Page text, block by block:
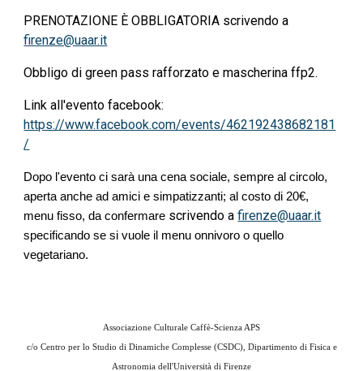
firenze@uaar.it
Obbligo di green pass rafforzato e mascherina ffp2.
https://www.facebook.com/events/462192438682181
/
Dopo l'evento ci sarà una cena sociale, sempre al circolo,
aperta anche ad amici e simpatizzanti; al costo di 20€,
menu fisso, da confermare scrivendo a firenze@uaar.it
specificando se si vuole il menu onnivoro o quello
vegetariano.
Associazione Culturale Caffè-Scienza APS
c/o Centro per lo Studio di Dinamiche Complesse (CSDC), Dipartimento di Fisica e
Astronomia dell'Università di Firenze